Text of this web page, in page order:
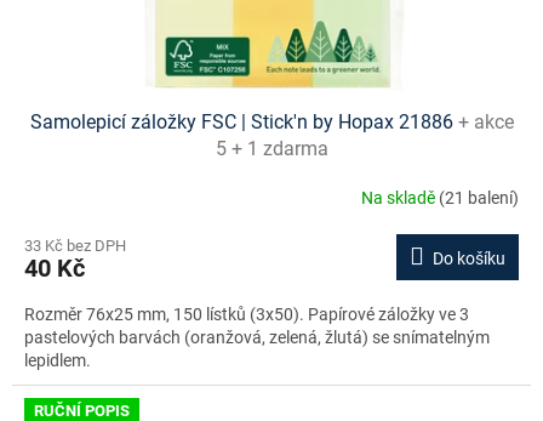
Samolepicí záložky FSC | Stick'n by Hopax 21886 + akce
5 + 1 zdarma
Na skladě (21 balení)
33 Kč bez DPH
40 Kč Do košíku
Rozměr 76x25 mm, 150 lístků (3x50). Papírové záložky ve 3
pastelových barvách (oranžová, zelená, žlutá) se snímatelným
lepidlem.
RUČNÍ POPIS